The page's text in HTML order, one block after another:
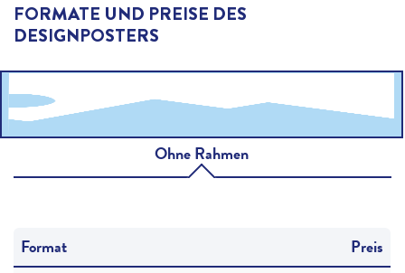
FORMATE UND PREISE DES
DESIGNPOSTERS
Ohne Rahmen
Format Preis